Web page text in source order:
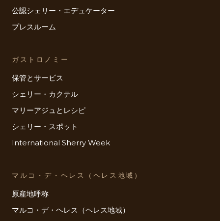
公認シェリー・エデュケーター
プレスルーム
ガストロノミー
保管とサービス
シェリー・カクテル
マリーアジュとレシピ
シェリー・スポット
International Sherry Week
マルコ・デ・ヘレス（ヘレス地域）
原産地呼称
マルコ・デ・ヘレス（ヘレス地域）